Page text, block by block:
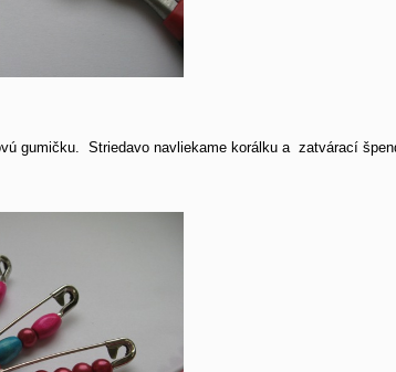
gumičku. Striedavo navliekame korálku a zatvárací